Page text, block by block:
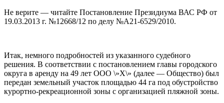
Не верите — читайте Постановление Президиума ВАС РФ от
19.03.2013 г. №12668/12 по делу №А21-6529/2010.
Итак, немного подробностей из указанного судебного
решения. В соответствии с постановлением главы городского
округа в аренду на 49 лет ООО \»Х\» (далее — Общество) был
передан земельный участок площадью 44 га под обустройство
курортно-рекреационной зоны с организацией пляжной зоны.